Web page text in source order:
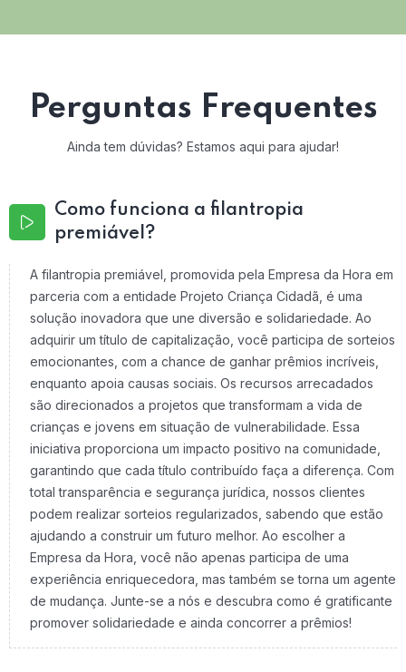
Perguntas Frequentes
Ainda tem dúvidas? Estamos aqui para ajudar!
Como funciona a filantropia
premiável?
A filantropia premiável, promovida pela Empresa da Hora em
parceria com a entidade Projeto Criança Cidadã, é uma
solução inovadora que une diversão e solidariedade. Ao
adquirir um título de capitalização, você participa de sorteios
emocionantes, com a chance de ganhar prêmios incríveis,
enquanto apoia causas sociais. Os recursos arrecadados
são direcionados a projetos que transformam a vida de
crianças e jovens em situação de vulnerabilidade. Essa
iniciativa proporciona um impacto positivo na comunidade,
garantindo que cada título contribuído faça a diferença. Com
total transparência e segurança jurídica, nossos clientes
podem realizar sorteios regularizados, sabendo que estão
ajudando a construir um futuro melhor. Ao escolher a
Empresa da Hora, você não apenas participa de uma
experiência enriquecedora, mas também se torna um agente
de mudança. Junte-se a nós e descubra como é gratificante
promover solidariedade e ainda concorrer a prêmios!